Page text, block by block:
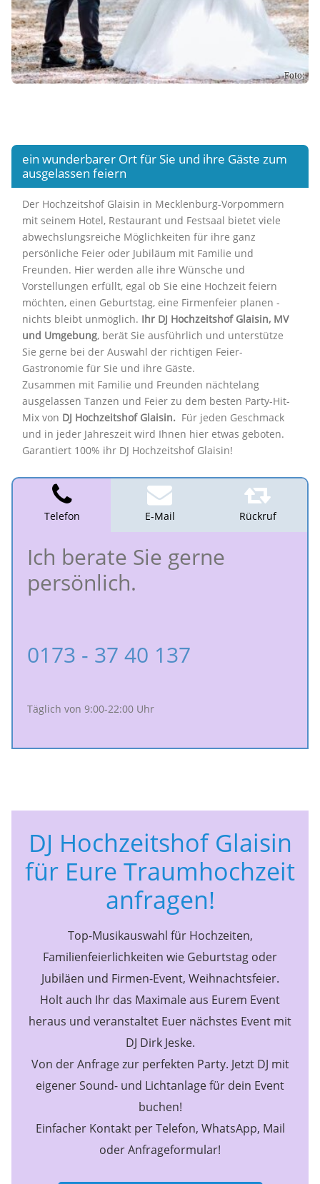
Foto:
ein wunderbarer Ort für Sie und ihre Gäste zum
ausgelassen feiern
Der Hochzeitshof Glaisin in Mecklenburg-Vorpommern
mit seinem Hotel, Restaurant und Festsaal bietet viele
abwechslungsreiche Möglichkeiten für ihre ganz
persönliche Feier oder Jubiläum mit Familie und
Freunden. Hier werden alle ihre Wünsche und
Vorstellungen erfüllt, egal ob Sie eine Hochzeit feiern
möchten, einen Geburtstag, eine Firmenfeier planen -
nichts bleibt unmöglich. Ihr DJ Hochzeitshof Glaisin, MV
und Umgebung, berät Sie ausführlich und unterstütze
Sie gerne bei der Auswahl der richtigen Feier-
Gastronomie für Sie und ihre Gäste.
Zusammen mit Familie und Freunden nächtelang
ausgelassen Tanzen und Feier zu dem besten Party-Hit-
Mix von DJ Hochzeitshof Glaisin. Für jeden Geschmack
und in jeder Jahreszeit wird Ihnen hier etwas geboten.
Garantiert 100% ihr DJ Hochzeitshof Glaisin!
Telefon E-Mail Rückruf
Ich berate Sie gerne
persönlich.
0173 - 37 40 137
Täglich von 9:00-22:00 Uhr
DJ Hochzeitshof Glaisin
für Eure Traumhochzeit
anfragen!
Top-Musikauswahl für Hochzeiten,
Familienfeierlichkeiten wie Geburtstag oder
Jubiläen und Firmen-Event, Weihnachtsfeier.
Holt auch Ihr das Maximale aus Eurem Event
heraus und veranstaltet Euer nächstes Event mit
DJ Dirk Jeske.
Von der Anfrage zur perfekten Party. Jetzt DJ mit
eigener Sound- und Lichtanlage für dein Event
buchen!
Einfacher Kontakt per Telefon, WhatsApp, Mail
oder Anfrageformular!